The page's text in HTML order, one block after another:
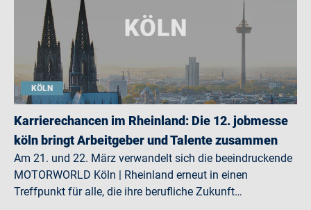
KÖLN
Karrierechancen im Rheinland: Die 12. jobmesse
köln bringt Arbeitgeber und Talente zusammen
Am 21. und 22. März verwandelt sich die beeindruckende
MOTORWORLD Köln | Rheinland erneut in einen
Treffpunkt für alle, die ihre berufliche Zukunft…